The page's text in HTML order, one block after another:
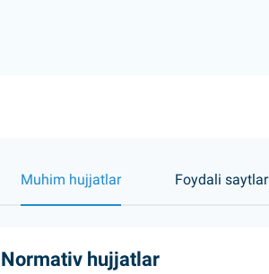
Muhim hujjatlar Foydali saytlar
Normativ hujjatlar